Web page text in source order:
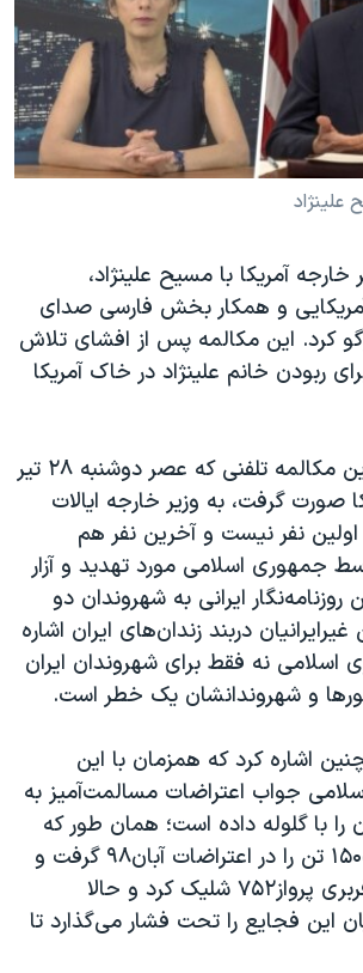
آمریکا ۲۰۲۴
به اسرائیل
۹۸
نوبل صلح
آمریکا «سی‌پک»
به چین
علینژاد
خارجه آمریکا با مسیح علینژاد،
آمریکایی و همکار بخش فارسی صدای
کرد. این مکالمه پس از افشای تلاش
ربودن خانم علینژاد در خاک آمریکا
مسیح علینژاد در این مکالمه تلفنی که عصر دوشنبه ۲۸ تیر
صورت گرفت، به وزیر خارجه ایالات
نفر نیست و آخرین نفر هم
جمهوری اسلامی مورد تهدید و آزار
روزنامه‌نگار ایرانی به شهروندان دو
دربند زندان‌های ایران اشاره
نه فقط برای شهروندان ایران
و شهروندانشان یک خطر است.
اشاره کرد که همزمان با این
جواب اعتراضات مسالمت‌آمیز به
را با گلوله داده است؛ همان طور که
پیش از این جان ۱۵۰۰ تن را در اعتراضات آبان۹۸ گرفت و
به هواپیمای مسافربری پرواز۷۵۲ شلیک کرد و حالا
این فجایع را تحت فشار می‌گذارد تا